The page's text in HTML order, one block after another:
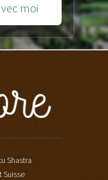
moi
Shastra
Suisse